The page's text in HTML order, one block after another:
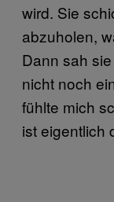
wird. Sie
abzuholen,
Dann sah
nicht noch
fühlte mich
ist eigentlich